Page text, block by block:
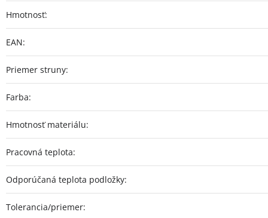
Hmotnosť:
EAN:
Priemer struny:
Farba:
Hmotnosť materiálu:
Pracovná teplota:
Odporúčaná teplota podložky:
Tolerancia/priemer: